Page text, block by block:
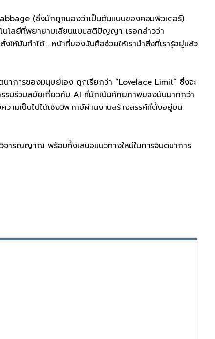
(ซึ่งมักถูกมองว่าเป็นต้นแบบของคอมพิวเตอร์)
นโลยีที่พยายามเลียนแบบสติปัญญา เธอกล่าวว่า
ให้มันทำได้… หน้าที่ของมันคือช่วยให้เรานำสิ่งที่เรารู้อยู่แล้ว
าการของมนุษย์เอง ถูกเรียกว่า “Lovelace Limit” ซึ่งจะ
รมร่วมสมัยเกี่ยวกับ AI ที่มักเน้นศักยภาพของมันมากกว่า
วามเป็นไปได้เชิงวิพากษ์ผ่านงานสร้างสรรค์ที่ตั้งอยู่บน
จารณญาณ พร้อมทั้งเสนอแนวทางใหม่ในการจินตนาการ